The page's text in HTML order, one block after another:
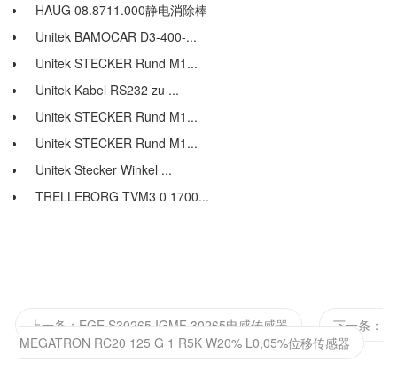
HAUG 08.8711.000静电消除棒
Unitek BAMOCAR D3-400-...
Unitek STECKER Rund M1...
Unitek Kabel RS232 zu ...
Unitek STECKER Rund M1...
Unitek STECKER Rund M1...
Unitek Stecker Winkel ...
TRELLEBORG TVM3 0 1700...
上一条：EGE S30265 IGMF 30265电感传感器
下一条：
MEGATRON RC20 125 G 1 R5K W20% L0,05%位移传感器